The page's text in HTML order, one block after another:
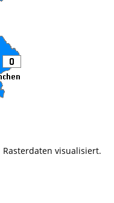
Rasterdaten visualisiert.